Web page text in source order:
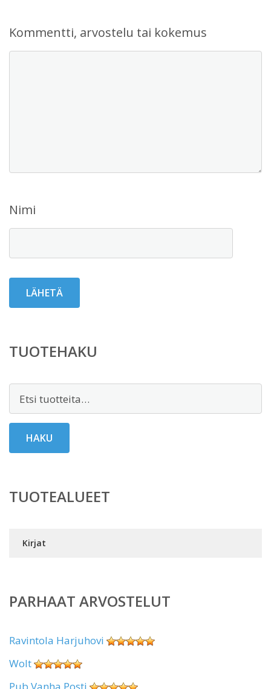
Kommentti, arvostelu tai kokemus
Nimi
TUOTEHAKU
HAKU
TUOTEALUEET
Kirjat
PARHAAT ARVOSTELUT
Ravintola Harjuhovi
Wolt